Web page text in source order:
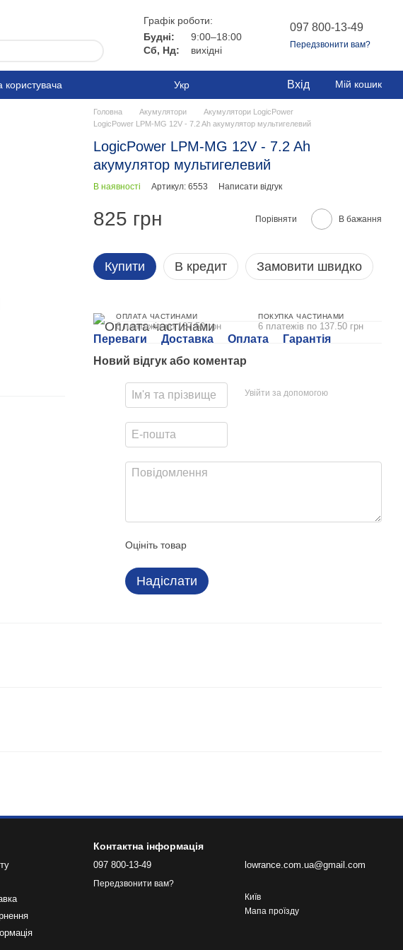
Графік роботи:
Будні:
9:00–18:00
Сб, Нд:
вихідні
097 800-13-49
Передзвонити вам?
користувача Укр Вхід Мій кошик
Головна Акумулятори
Акумулятори LogicPower
LogicPower LPM-MG 12V - 7.2 Ah акумулятор мультигелевий
LogicPower LPM-MG 12V - 7.2 Ah
акумулятор мультигелевий
В наявності Артикул: 6553 Написати відгук
825 грн Порівняти В бажання
Купити В кредит Замовити швидко
ОПЛАТА ЧАСТИНАМИ
6 платежів по 137.50 грн
ПОКУПКА ЧАСТИНАМИ
6 платежів по 137.50 грн
Переваги Доставка Оплата
Гарантія
Новий відгук або коментар
Увійти за допомогою
Оцініть товар
Надіслати
Контактна інформація
097 800-13-49
Передзвонити вам?
lowrance.com.ua@gmail.com
Київ
Мапа проїзду